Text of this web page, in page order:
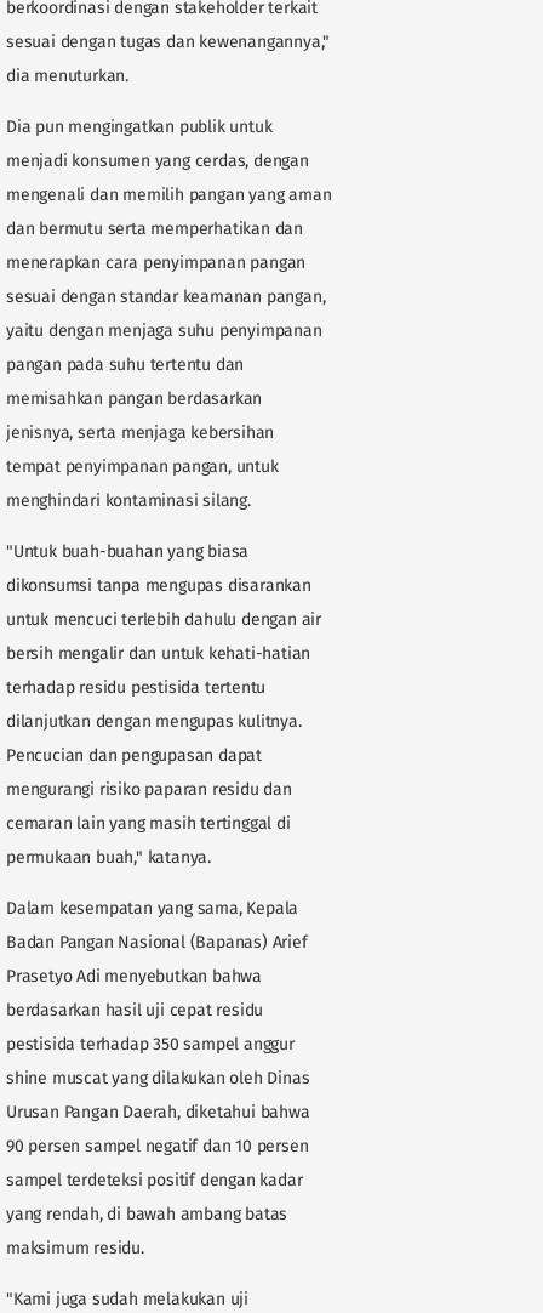
berkoordinasi dengan stakeholder terkait
sesuai dengan tugas dan kewenangannya,"
dia menuturkan.
Dia pun mengingatkan publik untuk
menjadi konsumen yang cerdas, dengan
mengenali dan memilih pangan yang aman
dan bermutu serta memperhatikan dan
menerapkan cara penyimpanan pangan
sesuai dengan standar keamanan pangan,
yaitu dengan menjaga suhu penyimpanan
pangan pada suhu tertentu dan
memisahkan pangan berdasarkan
jenisnya, serta menjaga kebersihan
tempat penyimpanan pangan, untuk
menghindari kontaminasi silang.
"Untuk buah-buahan yang biasa
dikonsumsi tanpa mengupas disarankan
untuk mencuci terlebih dahulu dengan air
bersih mengalir dan untuk kehati-hatian
terhadap residu pestisida tertentu
dilanjutkan dengan mengupas kulitnya.
Pencucian dan pengupasan dapat
mengurangi risiko paparan residu dan
cemaran lain yang masih tertinggal di
permukaan buah," katanya.
Dalam kesempatan yang sama, Kepala
Badan Pangan Nasional (Bapanas) Arief
Prasetyo Adi menyebutkan bahwa
berdasarkan hasil uji cepat residu
pestisida terhadap 350 sampel anggur
shine muscat yang dilakukan oleh Dinas
Urusan Pangan Daerah, diketahui bahwa
90 persen sampel negatif dan 10 persen
sampel terdeteksi positif dengan kadar
yang rendah, di bawah ambang batas
maksimum residu.
"Kami juga sudah melakukan uji